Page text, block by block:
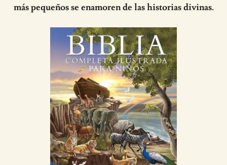
más pequeños se enamoren de las historias divinas.